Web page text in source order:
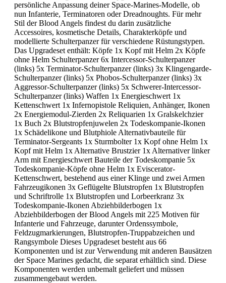
persönliche Anpassung deiner Space-Marines-Modelle, ob
nun Infanterie, Terminatoren oder Dreadnoughts. Für mehr
Stil der Blood Angels findest du darin zusätzliche
Accessoires, kosmetische Details, Charakterköpfe und
modellierte Schulterpanzer für verschiedene Rüstungstypen.
Das Upgradeset enthält: Köpfe 1x Kopf mit Helm 2x Köpfe
ohne Helm Schulterpanzer 6x Intercessor-Schulterpanzer
(links) 5x Terminator-Schulterpanzer (links) 3x Klingengarde-
Schulterpanzer (links) 5x Phobos-Schulterpanzer (links) 3x
Aggressor-Schulterpanzer (links) 5x Schwerer-Intercessor-
Schulterpanzer (links) Waffen 1x Energieschwert 1x
Kettenschwert 1x Infernopistole Reliquien, Anhänger, Ikonen
2x Energiemodul-Zierden 2x Reliquarien 1x Gralskelchzier
1x Buch 2x Blutstropfenjuwelen 2x Todeskompanie-Ikonen
1x Schädelikone und Blutphiole Alternativbauteile für
Terminator-Sergeants 1x Sturmbolter 1x Kopf ohne Helm 1x
Kopf mit Helm 1x Alternative Brustzier 1x Alternativer linker
Arm mit Energieschwert Bauteile der Todeskompanie 5x
Todeskompanie-Köpfe ohne Helm 1x Eviscerator-
Kettenschwert, bestehend aus einer Klinge und zwei Armen
Fahrzeugikonen 3x Geflügelte Blutstropfen 1x Blutstropfen
und Schriftrolle 1x Blutstropfen und Lorbeerkranz 3x
Todeskompanie-Ikonen Abziehbilderbogen 1x
Abziehbilderbogen der Blood Angels mit 225 Motiven für
Infanterie und Fahrzeuge, darunter Ordenssymbole,
Feldzugmarkierungen, Blutstropfen-Truppabzeichen und
Rangsymbole Dieses Upgradeset besteht aus 66
Komponenten und ist zur Verwendung mit anderen Bausätzen
der Space Marines gedacht, die separat erhältlich sind. Diese
Komponenten werden unbemalt geliefert und müssen
zusammengebaut werden.